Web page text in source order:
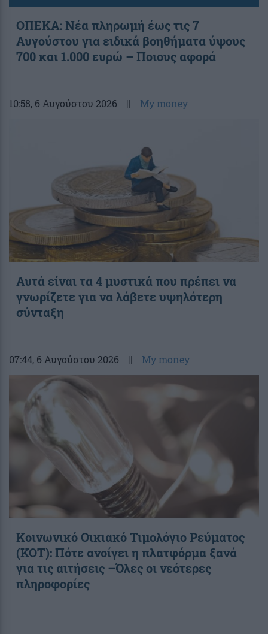
ΟΠΕΚΑ: Νέα πληρωμή έως τις 7
Αυγούστου για ειδικά βοηθήματα ύψους
700 και 1.000 ευρώ – Ποιους αφορά
10:58, 6 Αυγούστου 2026 || My money
Αυτά είναι τα 4 μυστικά που πρέπει να
γνωρίζετε για να λάβετε υψηλότερη
σύνταξη
07:44, 6 Αυγούστου 2026 || My money
Κοινωνικό Οικιακό Τιμολόγιο Ρεύματος
(ΚΟΤ): Πότε ανοίγει η πλατφόρμα ξανά
για τις αιτήσεις –Όλες οι νεότερες
πληροφορίες